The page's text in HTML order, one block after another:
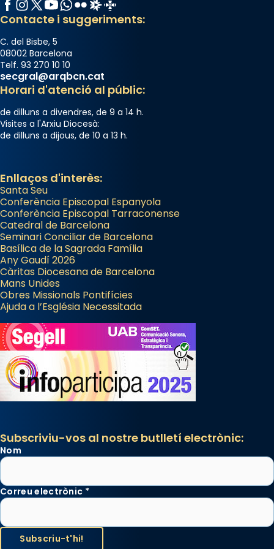
«Si vols saber què és calor, ves per les
Santes a Mataró»🥵.
Photo
View on Facebook
Contacte i suggeriments:
C. del Bisbe, 5
08002 Barcelona
Telf. 93 270 10 10
secgral@arqbcn.cat
Horari d'atenció al públic:
de dilluns a divendres, de 9 a 14 h.
Visites a l'Arxiu Diocesà:
de dilluns a dijous, de 10 a 13 h.
Enllaços d'interès:
Santa Seu
Conferència Episcopal Espanyola
Conferència Episcopal Tarraconense
Catedral de Barcelona
Seminari Conciliar de Barcelona
Basílica de la Sagrada Família
Any Gaudí 2026
Càritas Diocesana de Barcelona
Mans Unides
Obres Missionals Pontifícies
Ajuda a l’Església Necessitada
Subscriviu-vos al nostre butlletí electrònic:
Nom
Correu electrònic *